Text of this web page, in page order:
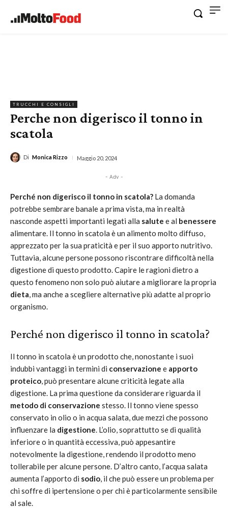
TRUCCHI E CONSIGLI
Perche non digerisco il tonno in
scatola
Di Monica Rizzo Maggio 20, 2024
- Adv -
Perché non digerisco il tonno in scatola? La domanda
potrebbe sembrare banale a prima vista, ma in realtà
nasconde aspetti importanti legati alla salute e al benessere
alimentare. Il tonno in scatola è un alimento molto diffuso,
apprezzato per la sua praticità e per il suo apporto nutritivo.
Tuttavia, alcune persone possono riscontrare difficoltà nella
digestione di questo prodotto. Capire le ragioni dietro a
questo fenomeno non solo può aiutare a migliorare la propria
dieta, ma anche a scegliere alternative più adatte al proprio
organismo.
Perché non digerisco il tonno in scatola?
Il tonno in scatola è un prodotto che, nonostante i suoi
indubbi vantaggi in termini di conservazione e apporto
proteico, può presentare alcune criticità legate alla
digestione. La prima questione da considerare riguarda il
metodo di conservazione stesso. Il tonno viene spesso
conservato in olio o in acqua salata, due mezzi che possono
influenzare la digestione. L’olio, soprattutto se di qualità
inferiore o in quantità eccessiva, può appesantire
notevolmente la digestione, rendendo il prodotto meno
tollerabile per alcune persone. D’altro canto, l’acqua salata
aumenta l’apporto di sodio, il che può essere un problema per
chi soffre di ipertensione o per chi è particolarmente sensibile
al sale.